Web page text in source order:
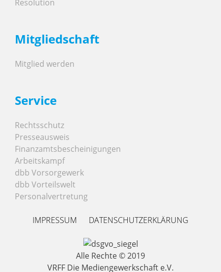
Resolution
Mitgliedschaft
Mitglied werden
Service
Rechtsschutz
Presseausweis
Finanzamtsbescheinigungen
Arbeitskampf
dbb Vorsorgewerk
dbb Vorteilswelt
Personalvertretung
IMPRESSUM DATENSCHUTZERKLÄRUNG
Alle Rechte © 2019
VRFF Die Mediengewerkschaft e.V.